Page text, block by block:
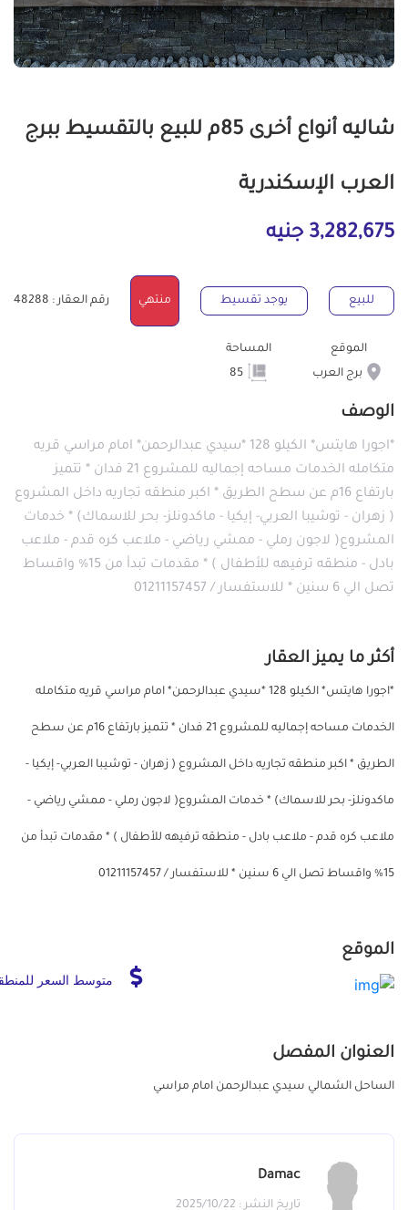
شاليه أنواع أخرى 85م للبيع بالتقسيط ببرج
العرب الإسكندرية
3,282,675 جنيه
للبيع يوجد تقسيط منتهي رقم العقار : 48288
الموقع
برج العرب
المساحة
85
الوصف
*اجورا هايتس* الكيلو 128 *سيدي عبدالرحمن* امام مراسي قريه
متكامله الخدمات مساحه إجماليه للمشروع 21 فدان * تتميز
بارتفاع 16م عن سطح الطريق * اكبر منطقه تجاريه داخل المشروع
( زهران - توشيبا العربي- إيكيا - ماكدونلز- بحر للاسماك) * خدمات
المشروع( لاجون رملي - ممشي رياضي - ملاعب كره قدم - ملاعب
بادل - منطقه ترفيهه للأطفال ) * مقدمات تبدأ من 15% واقساط
تصل الي 6 سنين * للاستفسار / 01211157457
أكثر ما يميز العقار
*اجورا هايتس* الكيلو 128 *سيدي عبدالرحمن* امام مراسي قريه متكامله
الخدمات مساحه إجماليه للمشروع 21 فدان * تتميز بارتفاع 16م عن سطح
الطريق * اكبر منطقه تجاريه داخل المشروع ( زهران - توشيبا العربي- إيكيا -
ماكدونلز- بحر للاسماك) * خدمات المشروع( لاجون رملي - ممشي رياضي -
ملاعب كره قدم - ملاعب بادل - منطقه ترفيهه للأطفال ) * مقدمات تبدأ من
15% واقساط تصل الي 6 سنين * للاستفسار / 01211157457
الموقع
متوسط السعر
العنوان المفصل
الساحل الشمالي سيدي عبدالرحمن امام مراسي
Damac
تاريخ النشر : 2025/10/22